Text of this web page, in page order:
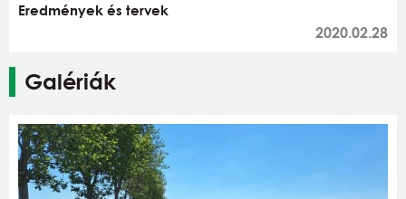
Eredmények és tervek
2020.02.28
Galériák